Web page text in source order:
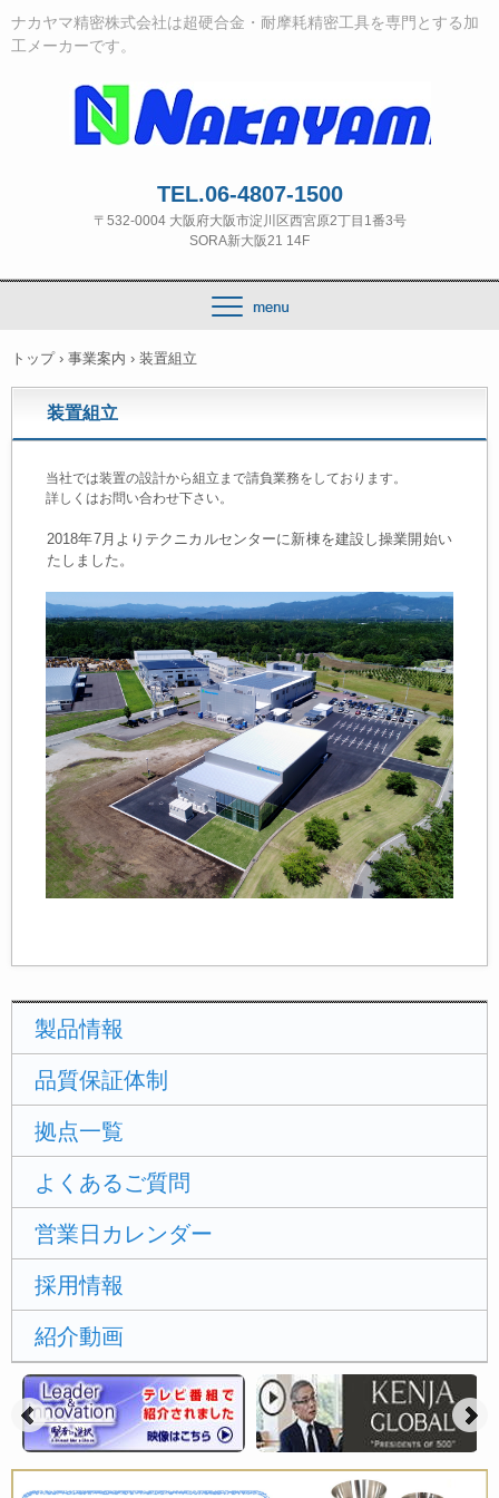
ナカヤマ精密株式会社は超硬合金・耐摩耗精密工具を専門とする加
工メーカーです。
TEL.06-4807-1500
〒532‐0004 大阪府大阪市淀川区西宮原2丁目1番3号
SORA新大阪21 14F
トップ › 事業案内 › 装置組立
装置組立
当社では装置の設計から組立まで請負業務をしております。
詳しくはお問い合わせ下さい。
2018年7月よりテクニカルセンターに新棟を建設し操業開始い
たしました。
製品情報
品質保証体制
拠点一覧
よくあるご質問
営業日カレンダー
採用情報
紹介動画